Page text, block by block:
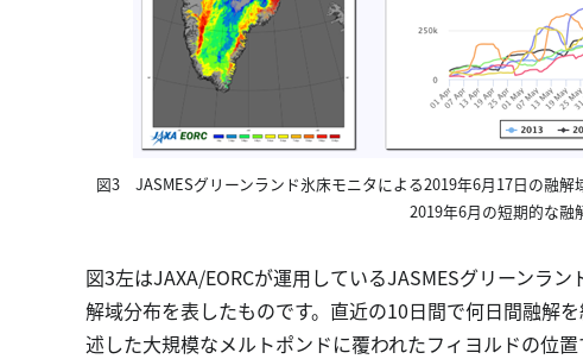
図3 JASMESグリーンランド氷床モニタによる2019年6月17日の融
2019年6月の短期的な融
図3左はJAXA/EORCが運用しているJASMESグリーンラ
解域分布を表したものです。直近の10日間で何日間融解
述した大規模なメルトポンドに覆われたフィヨルドの位